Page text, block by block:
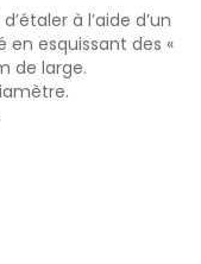
à l’aide d’un
en esquissant des «
de large.